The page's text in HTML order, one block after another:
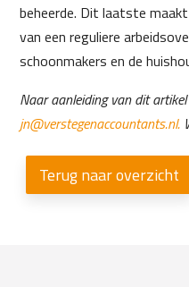
beheerde. Dit laatste
van een reguliere
schoonmakers en de
Naar aanleiding van dit
jn@verstegenaccountants.nl.
Terug naar overzicht